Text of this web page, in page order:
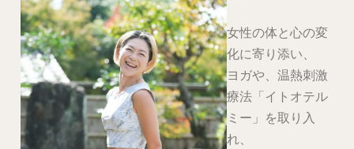
女性の体と心の変
化に寄り添い、
ヨガや、温熱刺激
療法「イトオテル
ミー」を取り入
れ、